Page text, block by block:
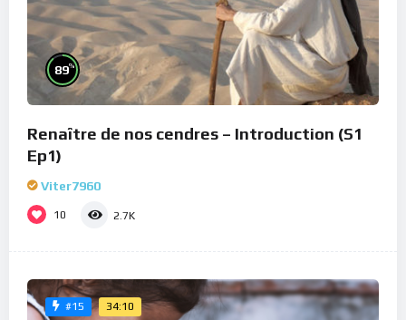
89%
Renaître de nos cendres – Introduction (S1
Ep1)
Viter7960
10 2.7K
#15 34:10